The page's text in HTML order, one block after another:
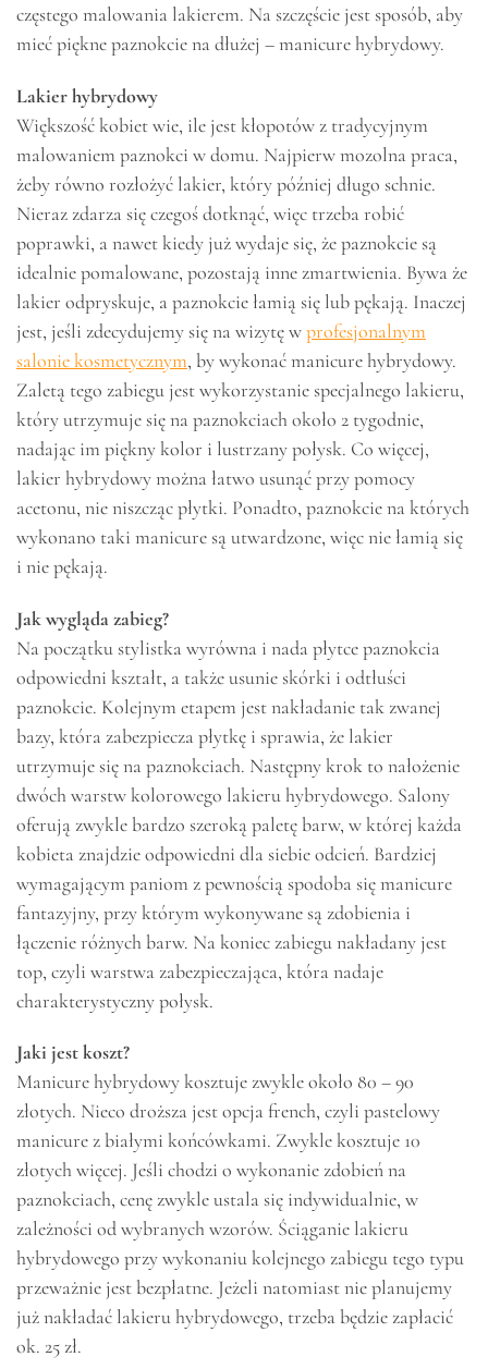
częstego malowania lakierem. Na szczęście jest sposób, aby
mieć piękne paznokcie na dłużej – manicure hybrydowy.
Lakier hybrydowy
Większość kobiet wie, ile jest kłopotów z tradycyjnym
malowaniem paznokci w domu. Najpierw mozolna praca,
żeby równo rozłożyć lakier, który później długo schnie.
Nieraz zdarza się czegoś dotknąć, więc trzeba robić
poprawki, a nawet kiedy już wydaje się, że paznokcie są
idealnie pomalowane, pozostają inne zmartwienia. Bywa że
lakier odpryskuje, a paznokcie łamią się lub pękają. Inaczej
jest, jeśli zdecydujemy się na wizytę wprofesjonalnym
salonie kosmetycznym, by wykonać manicure hybrydowy.
Zaletą tego zabiegu jest wykorzystanie specjalnego lakieru,
który utrzymuje się na paznokciach około 2 tygodnie,
nadając im piękny kolor i lustrzany połysk. Co więcej,
lakier hybrydowy można łatwo usunąć przy pomocy
acetonu, nie niszcząc płytki. Ponadto, paznokcie na których
wykonano taki manicure są utwardzone, więc nie łamią się
i nie pękają.
Jak wygląda zabieg?
Na początku stylistka wyrówna i nada płytce paznokcia
odpowiedni kształt, a także usunie skórki i odtłuści
paznokcie. Kolejnym etapem jest nakładanie tak zwanej
bazy, która zabezpiecza płytkę i sprawia, że lakier
utrzymuje się na paznokciach. Następny krok to nałożenie
dwóch warstw kolorowego lakieru hybrydowego. Salony
oferują zwykle bardzo szeroką paletę barw, w której każda
kobieta znajdzie odpowiedni dla siebie odcień. Bardziej
wymagającym paniom z pewnością spodoba się manicure
fantazyjny, przy którym wykonywane są zdobienia i
łączenie różnych barw. Na koniec zabiegu nakładany jest
top, czyli warstwa zabezpieczająca, która nadaje
charakterystyczny połysk.
Jaki jest koszt?
Manicure hybrydowy kosztuje zwykle około 80 – 90
złotych. Nieco droższa jest opcja french, czyli pastelowy
manicure z białymi końcówkami. Zwykle kosztuje 10
złotych więcej. Jeśli chodzi o wykonanie zdobień na
paznokciach, cenę zwykle ustala się indywidualnie, w
zależności od wybranych wzorów. Ściąganie lakieru
hybrydowego przy wykonaniu kolejnego zabiegu tego typu
przeważnie jest bezpłatne. Jeżeli natomiast nie planujemy
już nakładać lakieru hybrydowego, trzeba będzie zapłacić
ok. 25 zł.